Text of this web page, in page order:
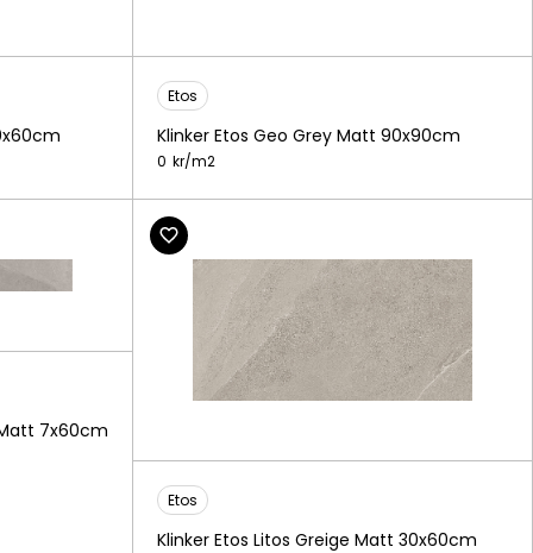
Etos
Klinker Etos Geo Grey Matt 90x90cm
0 kr/m2
7x60cm
Etos
Klinker Etos Litos Greige Matt 30x60cm